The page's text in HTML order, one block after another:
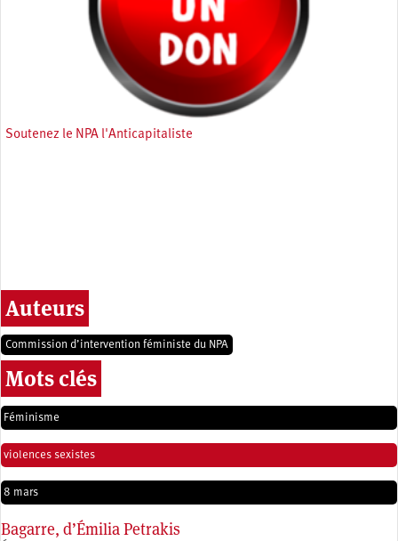
Soutenez le NPA l'Anticapitaliste
Auteurs
Commission d’intervention féministe du NPA
Mots clés
Féminisme
violences sexistes
8 mars
Bagarre, d’Émilia Petrakis